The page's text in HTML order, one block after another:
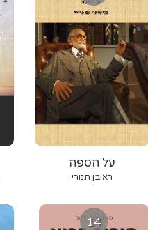
על הספה
ראובן תמרי
14